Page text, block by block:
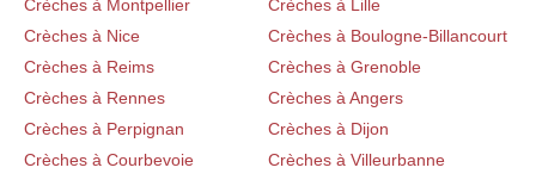
Crèches à Montpellier
Crèches à Lille
Crèches à Nice
Crèches à Boulogne-Billancourt
Crèches à Reims
Crèches à Grenoble
Crèches à Rennes
Crèches à Angers
Crèches à Perpignan
Crèches à Dijon
Crèches à Courbevoie
Crèches à Villeurbanne